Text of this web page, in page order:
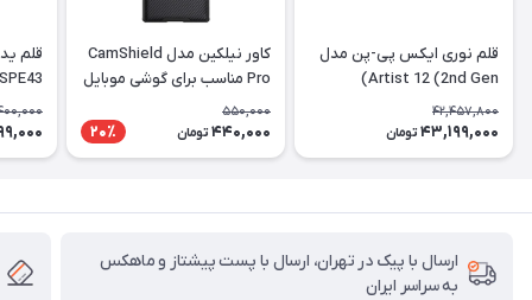
قلم نوری ایکس پی-پن مدل
Artist 12 (2nd Gen)
42,457,800
43,199,000 تومان
کاور نیلکین مدل CamShield
Pro مناسب برای گوشی موبایل
سامسونگ Galaxy S22 Ultra
550,000
440,000 تومان 20٪
ارسال با پیک در تهران، ارسال با پست پیشتاز و ماهکس
به سراسر ایران